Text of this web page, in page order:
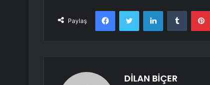
Paylaş
FacebookTwitter LinkedInTumblr
DİLAN BİÇER